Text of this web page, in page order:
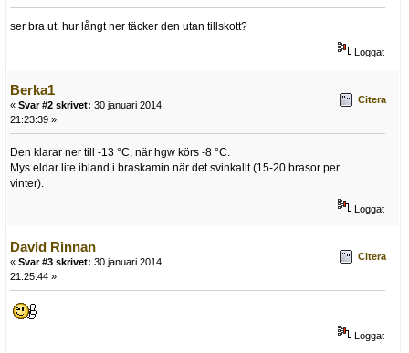
ser bra ut. hur långt ner täcker den utan tillskott?
Loggat
Berka1
« Svar #2 skrivet: 30 januari 2014,
21:23:39 »
Citera
Den klarar ner till -13 °C, när hgw körs -8 °C.
Mys eldar lite ibland i braskamin när det svinkallt (15-20 brasor per
vinter).
Loggat
David Rinnan
« Svar #3 skrivet: 30 januari 2014,
21:25:44 »
Citera
Loggat